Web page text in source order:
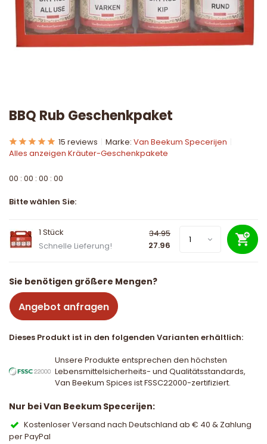
BBQ Rub Geschenkpaket
15 reviews Marke: Van Beekum Specerijen
Alles anzeigen Kräuter-Geschenkpakete
00 : 00 : 00 : 00
Bitte wählen Sie:
1 Stück
Schnelle Lieferung!
34.95
27.96
Sie benötigen größere Mengen?
Angebot anfragen
Dieses Produkt ist in den folgenden Varianten erhältlich:
Unsere Produkte entsprechen den höchsten
Lebensmittelsicherheits- und Qualitätsstandards,
Van Beekum Spices ist FSSC22000-zertifiziert.
Nur bei Van Beekum Specerijen:
Kostenloser Versand nach Deutschland ab € 40 & Zahlung
per PayPal